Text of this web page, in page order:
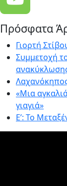
Πρόσφατα
Γιορτή
Συμμετοχή
«Μια
γιαγιά»
E’: Το